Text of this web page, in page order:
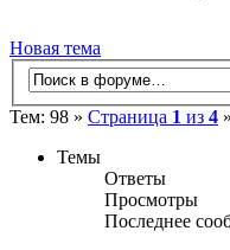
Новая тема
Тем: 98 » Страница 1 из 4 »
Темы
Ответы
Просмотры
Последнее